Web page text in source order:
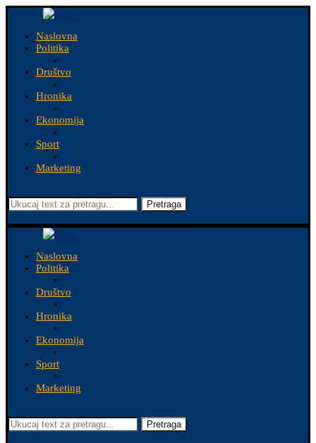
Naslovna
Politika
Društvo
Hronika
Ekonomija
Sport
Marketing
Pretraga
Naslovna
Politika
Društvo
Hronika
Ekonomija
Sport
Marketing
Pretraga